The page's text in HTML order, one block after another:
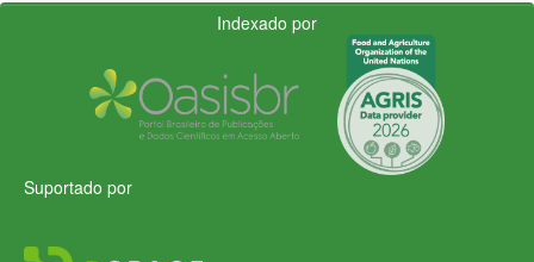
Indexado por
Suportado por